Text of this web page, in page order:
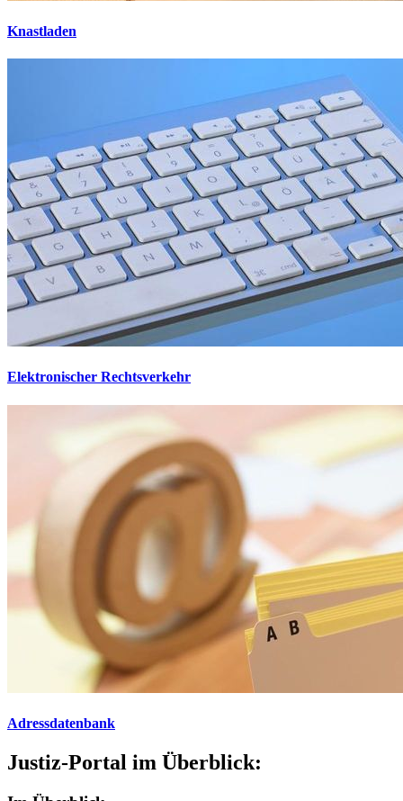
Knastladen
Elektronischer Rechtsverkehr
Adressdatenbank
Justiz-Portal im Überblick: